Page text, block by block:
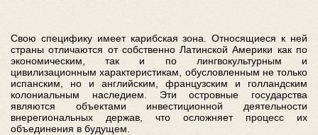
Свою специфику имеет карибская зона. Относящиеся к ней
страны отличаются от собственно Латинской Америки как по
экономическим, так и по лингвокультурным и
цивилизационным характеристикам, обусловленным не только
испанским, но и английским, французским и голландским
колониальным наследием. Эти островные государства
являются объектами инвестиционной деятельности
внерегиональных держав, что осложняет процесс их
объединения в будущем.